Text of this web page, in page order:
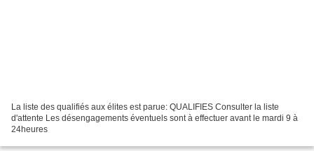
La liste des qualifiés aux élites est parue: QUALIFIES Consulter la liste
d'attente Les désengagements éventuels sont à effectuer avant le mardi 9 à
24heures